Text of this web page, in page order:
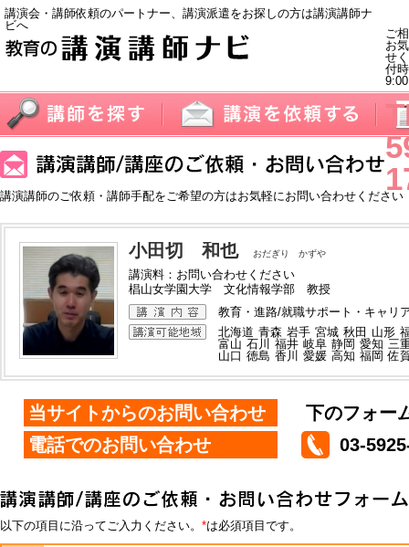
講演会・講師依頼のパートナー、講演派遣をお探しの方は講演講師ナ
ビへ
ご
お
せ
付
講演講師のご依頼・講師手配をご希望の方はお気軽にお問い合わせください
小田切 和也 おだぎり かずや
講演料：お問い合わせください
椙山女学園大学 文化情報学部 教授
教育・進路/就職サポート・キャリ
北海道 青森 岩手 宮城 秋田 山形
富山 石川 福井 岐阜 静岡 愛知 三
山口 徳島 香川 愛媛 高知 福岡 佐
当サイトからのお問い合わせ
下のフォー
電話でのお問い合わせ
03-
以下の項目に沿ってご入力ください。 は必須項目です。